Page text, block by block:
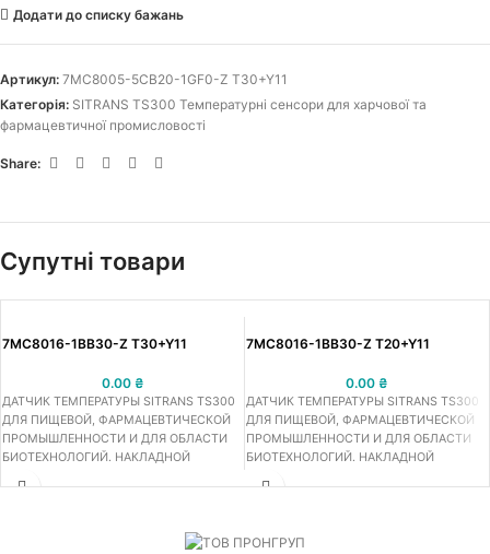
Додати до списку бажань
Артикул: 7MC8005-5CB20-1GF0-Z T30+Y11
Категорія: SITRANS TS300 Температурні сенсори для харчової та
фармацевтичної промисловості
Share:
Супутні товари
7MC8016-1BB30-Z T30+Y11
0.00 ₴
ДАТЧИК ТЕМПЕРАТУРЫ SITRANS TS300
ДЛЯ ПИЩЕВОЙ, ФАРМАЦЕВТИЧЕСКОЙ
ПРОМЫШЛЕННОСТИ И ДЛЯ ОБЛАСТИ
БИОТЕХНОЛОГИЙ. НАКЛАДНОЙ
7MC8016-1BB30-Z T20+Y11
0.00 ₴
ДАТЧИК ТЕМПЕРАТУРЫ SITRANS TS300
ДЛЯ ПИЩЕВОЙ, ФАРМАЦЕВТИЧЕСКОЙ
ПРОМЫШЛЕННОСТИ И ДЛЯ ОБЛАСТИ
БИОТЕХНОЛОГИЙ. НАКЛАДНОЙ